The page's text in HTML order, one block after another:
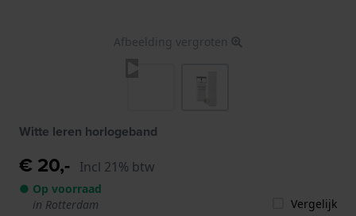
Afbeelding vergroten
Witte leren horlogeband
€ 20,- Incl 21% btw
● Op voorraad
in Rotterdam
Vergelijk